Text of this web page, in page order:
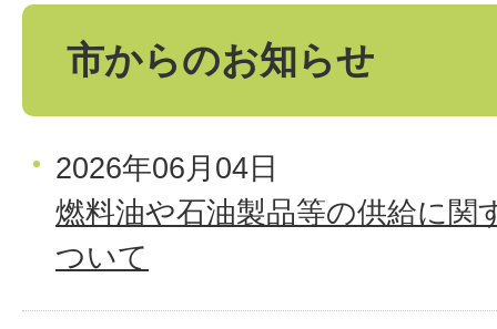
市からのお知らせ
2026年06月04日
燃料油や石油製品等の供給に関
ついて